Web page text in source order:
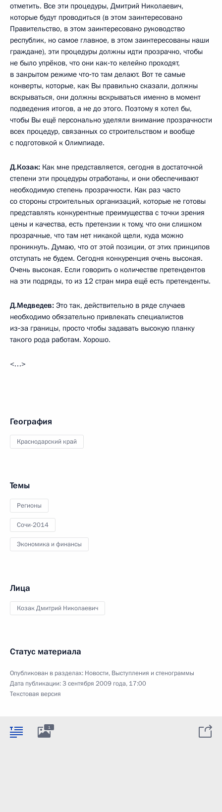
отметить. Все эти процедуры, Дмитрий Николаевич,
которые будут проводиться (в этом заинтересовано
Правительство, в этом заинтересовано руководство
республик, но самое главное, в этом заинтересованы наши
граждане), эти процедуры должны идти прозрачно, чтобы
не было упрёков, что они как‑то келейно проходят,
в закрытом режиме что‑то там делают. Вот те самые
конверты, которые, как Вы правильно сказали, должны
вскрываться, они должны вскрываться именно в момент
подведения итогов, а не до этого. Поэтому я хотел бы,
чтобы Вы ещё персонально уделяли внимание прозрачности
всех процедур, связанных со строительством и вообще
с подготовкой к Олимпиаде.
Д.Козак: Как мне представляется, сегодня в достаточной
степени эти процедуры отработаны, и они обеспечивают
необходимую степень прозрачности. Как раз часто
со стороны строительных организаций, которые не готовы
представлять конкурентные преимущества с точки зрения
цены и качества, есть претензии к тому, что они слишком
прозрачные, что там нет никакой щели, куда можно
проникнуть. Думаю, что от этой позиции, от этих принципов
отступать не будем. Сегодня конкуренция очень высокая.
Очень высокая. Если говорить о количестве претендентов
на эти подряды, то из 12 стран мира ещё есть претенденты.
Д.Медведев: Это так, действительно в ряде случаев
необходимо обязательно привлекать специалистов
из‑за границы, просто чтобы задавать высокую планку
такого рода работам. Хорошо.
<…>
География
Краснодарский край
Темы
Регионы
Сочи-2014
Экономика и финансы
Лица
Козак Дмитрий Николаевич
Статус материала
Опубликован в разделах: Новости, Выступления и стенограммы
Дата публикации:3 сентября 2009 года, 17:00
Текстовая версия
1